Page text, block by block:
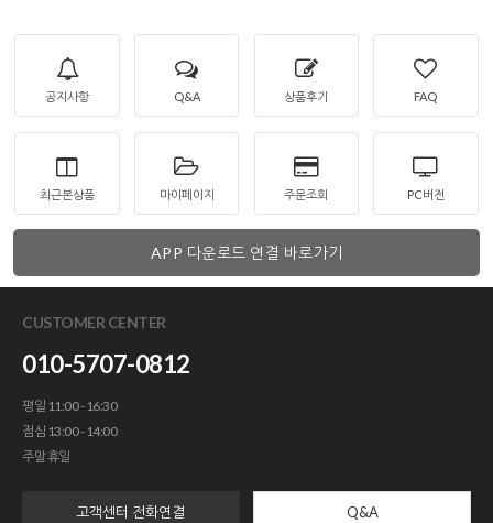
공지사항 Q&A 상품후기 FAQ
최근본상품 마이페이지 주문조회 PC버전
APP 다운로드 연결 바로가기
CUSTOMER CENTER
010-5707-0812
평일 11:00 - 16:30
점심 13:00 - 14:00
주말 휴일
고객센터 전화연결 Q&A